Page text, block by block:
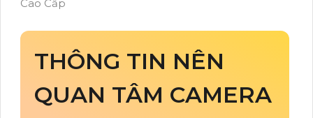
THÔNG TIN NÊN
QUAN TÂM CAMERA